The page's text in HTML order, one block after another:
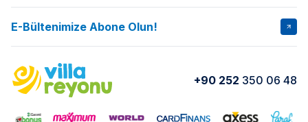
İptal Şartları Banka Hesapları
Kurumsal Blog
Yorumlar Nasıl Kiralarım
VİLLA SALKIM VİLLA SLAY 1
VİLLA OLENNA 1 VİLLA MERT
E-Bültenimize Abone Olun!
+90 252 350 06 48